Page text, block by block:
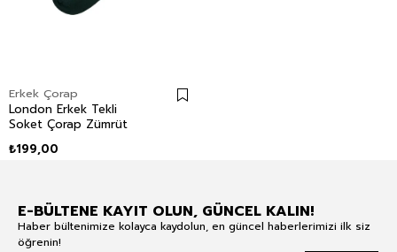
Erkek Çorap
London Erkek Tekli
Soket Çorap Zümrüt
₺199,00
E-BÜLTENE KAYIT OLUN, GÜNCEL KALIN!
Haber bültenimize kolayca kaydolun, en güncel haberlerimizi ilk siz
öğrenin!